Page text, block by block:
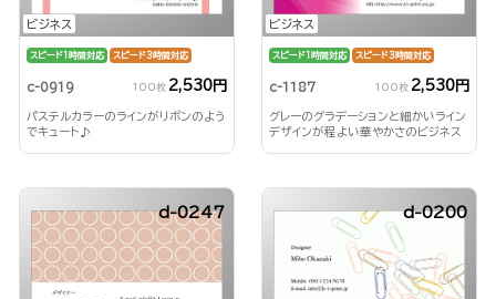
ビジネス
スピード1時間対応 スピード3時間対応
c-0919 100枚 2,530円
パステルカラーのラインがリボンのよう
でキュート♪
ビジネス
スピード1時間対応 スピード3時間対応
c-1187 100枚 2,530円
グレーのグラデーションと細かいライン
デザインが程よい華やかさのビジネス
d-0247 d-0200